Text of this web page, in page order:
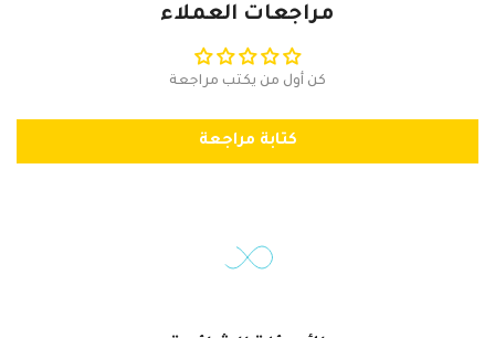
مراجعات العملاء
كن أول من يكتب مراجعة
كتابة مراجعة